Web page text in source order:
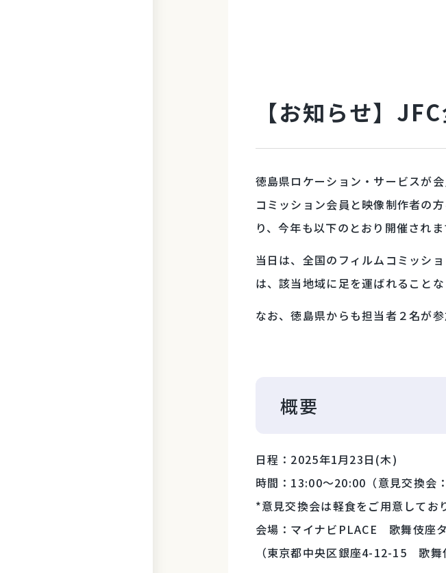
【お知らせ】
徳島県ロケーション・サービスが
コミッション会員と映像制作者の
り、今年も以下のとおり開催されま
当日は、全国のフィルムコミッシ
は、該当地域に足を運ばれること
なお、徳島県からも担当者２名が
概要
日程：2025年1月23日(木)
時間：13:00～20:00（意見交換会
*意見交換会は軽食をご用意してお
会場：マイナビPLACE 歌舞伎座
（東京都中央区銀座4-12-15 歌舞